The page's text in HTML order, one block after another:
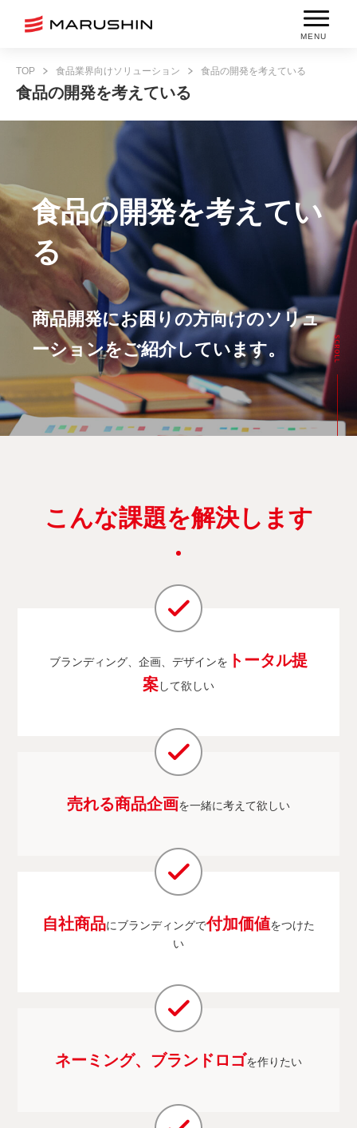
MENU
TOP 食品業界向けソリューション 食品の開発を考えている
食品の開発を考えている
食品の開発を考えてい
る
商品開発にお困りの方向けのソリュ
ーションをご紹介しています。
こんな課題を解決します
ブランディング、企画、デザインを
トータル提
案して欲しい
売れる商品企画を一緒に考えて欲しい
自社商品にブランディングで付加価値をつけた
い
ネーミング、ブランドロゴを作りたい